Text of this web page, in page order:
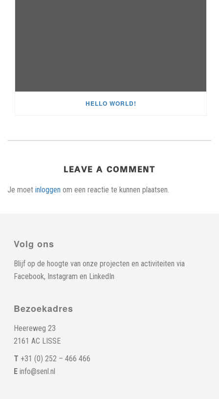
HELLO WORLD!
LEAVE A COMMENT
Je moet inloggen om een reactie te kunnen plaatsen.
Volg ons
Blijf op de hoogte van onze projecten en activiteiten via
Facebook, Instagram en LinkedIn
Bezoekadres
Heereweg 23
2161 AC LISSE
T +31 (0) 252 – 466 466
E info@senl.nl